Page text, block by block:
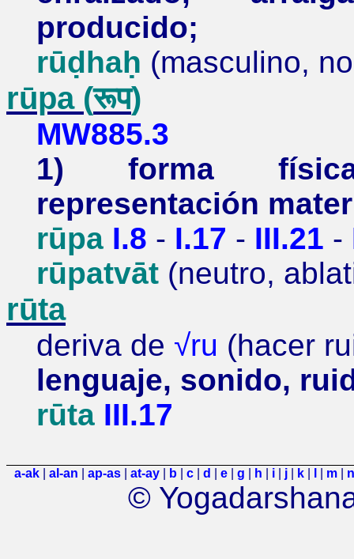
producido;
rūḍhaḥ (masculino,
rūpa (रूप)
MW885.3
1) forma
representación
rūpa I.8 - I.17 - III.21 -
rūpatvāt (neutro,
rūta
deriva de √ru (hacer
lenguaje, sonido,
rūta III.17
a-ak al-an ap-as at-ay b c d e g h i j k m n
©